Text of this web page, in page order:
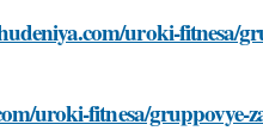
uroki-fitnesa/
uroki-fitnesa/gruppovye-